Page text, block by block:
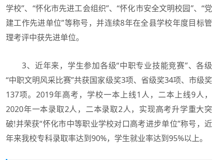
学校”、“怀化市先进工会组织”、“怀化市安全文明校园”、“党
建工作先进单位”等称号，并连续8年在全县学校年度目标管
理考评中获先进单位。
3、近年来，学生参加各级“中职专业技能竞赛”、各级
“中职文明风采比赛”共获国家级奖3项、省级奖34项、市级奖
137项。2019年高考，学校一本上线1人，二本上线9人，
2020年一本录取2人，二本录取2人，实现高考升学重大突
破!并荣获“怀化市中等职业学校对口高考进步单位”称号，近
年来我校专科录取率达到90%，学生就业率达到95%以上。